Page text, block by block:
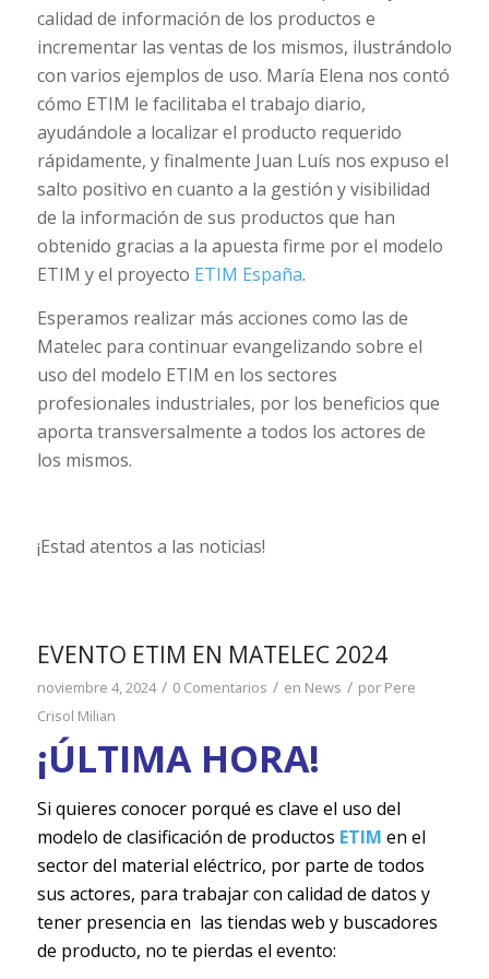
calidad de información de los productos e
incrementar las ventas de los mismos, ilustrándolo
con varios ejemplos de uso. María Elena nos contó
cómo ETIM le facilitaba el trabajo diario,
ayudándole a localizar el producto requerido
rápidamente, y finalmente Juan Luís nos expuso el
salto positivo en cuanto a la gestión y visibilidad
de la información de sus productos que han
obtenido gracias a la apuesta firme por el modelo
ETIM y el proyecto ETIM España.
Esperamos realizar más acciones como las de
Matelec para continuar evangelizando sobre el
uso del modelo ETIM en los sectores
profesionales industriales, por los beneficios que
aporta transversalmente a todos los actores de
los mismos.
¡Estad atentos a las noticias!
EVENTO ETIM EN MATELEC 2024
noviembre 4, 2024 / 0 Comentarios / en News / por Pere
Crisol Milian
¡ÚLTIMA HORA!
Si quieres conocer porqué es clave el uso del
modelo de clasificación de productos ETIM en el
sector del material eléctrico, por parte de todos
sus actores, para trabajar con calidad de datos y
tener presencia en las tiendas web y buscadores
de producto, no te pierdas el evento: